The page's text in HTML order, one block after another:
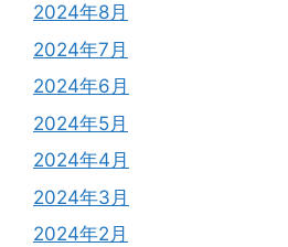
2024年8月
2024年7月
2024年6月
2024年5月
2024年4月
2024年3月
2024年2月